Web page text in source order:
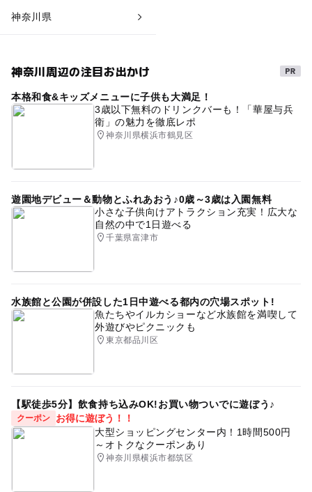
神奈川県
神奈川周辺の注目お出かけ
本格和食&キッズメニューに子供も大満足！
3歳以下無料のドリンクバーも！「華屋与兵
衛」の魅力を徹底レポ
神奈川県横浜市鶴見区
遊園地デビュー＆動物とふれあおう♪0歳～3歳は入園無料
小さな子供向けアトラクション充実！広大な
自然の中で1日遊べる
千葉県富津市
水族館と公園が併設した1日中遊べる都内の穴場スポット!
魚たちやイルカショーなど水族館を満喫して
外遊びやピクニックも
東京都品川区
【駅徒歩5分】飲食持ち込みOK!お買い物ついでに遊ぼう♪
クーポン
お得に遊ぼう！！
大型ショッピングセンター内！1時間500円
～オトクなクーポンあり
神奈川県横浜市都筑区